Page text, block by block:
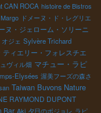
CAN ROCA histoire de Bistros
ドメーヌ・ド・レグリエ
ヌ・ジェローム・ソリーニ
ジェ Sylvère Trichard
ティエリー・フォレスチエ
ヴィル畑 マチュー・ラピ
Elysées 渥美フーズの森さ
Taiwan Buvons Nature
RAYMOND DUPONT
Bar Aki 夕日のボジョレ ラピ